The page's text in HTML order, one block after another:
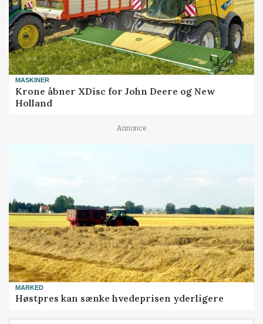
MASKINER
Krone åbner XDisc for John Deere og New
Holland
Annonce
MARKED
Høstpres kan sænke hvedeprisen yderligere